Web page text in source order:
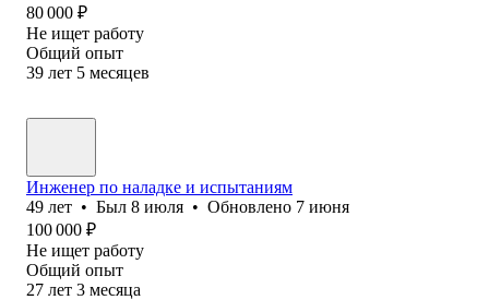
80 000 ₽
Не ищет работу
Общий опыт
39 лет 5 месяцев
Инженер по наладке и испытаниям
49 лет • Был 8 июля • Обновлено 7 июня
100 000 ₽
Не ищет работу
Общий опыт
27 лет 3 месяца